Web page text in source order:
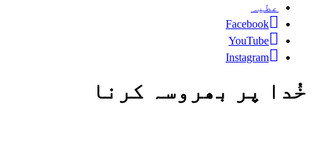
عطیہ
Facebook
YouTube
Instagram
خُدا پر بھروسہ کرنا